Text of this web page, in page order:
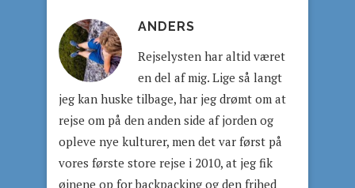
ANDERS
Rejselysten har altid været
en del af mig. Lige så langt
jeg kan huske tilbage, har jeg drømt om at
rejse om på den anden side af jorden og
opleve nye kulturer, men det var først på
vores første store rejse i 2010, at jeg fik
øjnene op for backpacking og den frihed